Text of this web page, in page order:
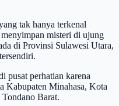
tak hanya terkenal
misteri di ujung
di Provinsi Sulawesi Utara,
pusat perhatian karena
Kabupaten Minahasa, Kota
Barat.